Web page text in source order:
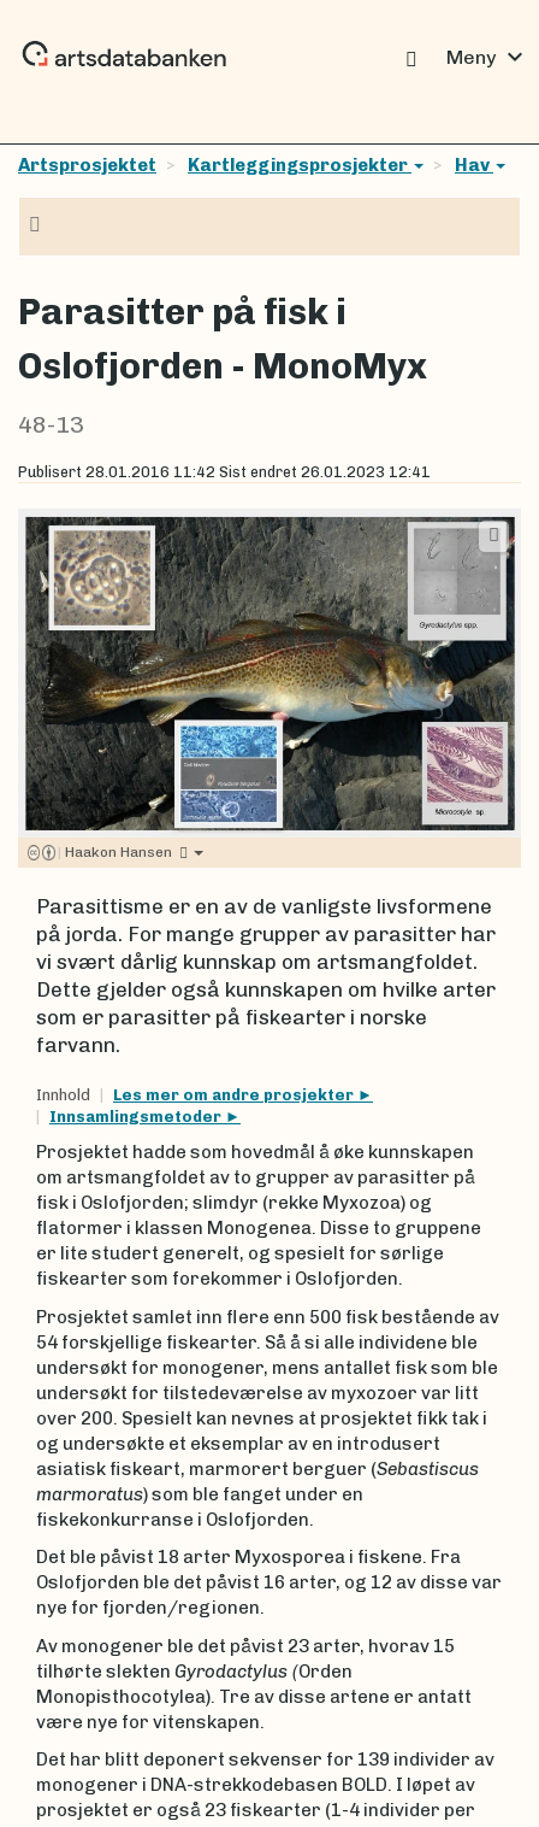
Meny expand_more
Artsprosjektet Kartleggingsprosjekter Hav
Parasitter på fisk i
Oslofjorden - MonoMyx
48-13
Publisert 28.01.2016 11:42 Sist endret 26.01.2023 12:41
| Haakon Hansen
Parasittisme er en av de vanligste livsformene
på jorda. For mange grupper av parasitter har
vi svært dårlig kunnskap om artsmangfoldet.
Dette gjelder også kunnskapen om hvilke arter
som er parasitter på fiskearter i norske
farvann.
Innhold
Les mer om andre prosjekter
Innsamlingsmetoder
Prosjektet hadde som hovedmål å øke kunnskapen
om artsmangfoldet av to grupper av parasitter på
fisk i Oslofjorden; slimdyr (rekke Myxozoa) og
flatormer i klassen Monogenea. Disse to gruppene
er lite studert generelt, og spesielt for sørlige
fiskearter som forekommer i Oslofjorden.
Prosjektet samlet inn flere enn 500 fisk bestående av
54 forskjellige fiskearter. Så å si alle individene ble
undersøkt for monogener, mens antallet fisk som ble
undersøkt for tilstedeværelse av myxozoer var litt
over 200. Spesielt kan nevnes at prosjektet fikk tak i
og undersøkte et eksemplar av en introdusert
asiatisk fiskeart, marmorert berguer (Sebastiscus
marmoratus) som ble fanget under en
fiskekonkurranse i Oslofjorden.
Det ble påvist 18 arter Myxosporea i fiskene. Fra
Oslofjorden ble det påvist 16 arter, og 12 av disse var
nye for fjorden/regionen.
Av monogener ble det påvist 23 arter, hvorav 15
tilhørte slekten Gyrodactylus (Orden
Monopisthocotylea). Tre av disse artene er antatt
være nye for vitenskapen.
Det har blitt deponert sekvenser for 139 individer av
monogener i DNA-strekkodebasen BOLD. I løpet av
prosjektet er også 23 fiskearter (1-4 individer per